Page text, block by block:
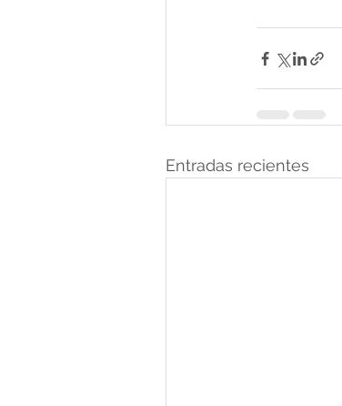
Entradas recientes